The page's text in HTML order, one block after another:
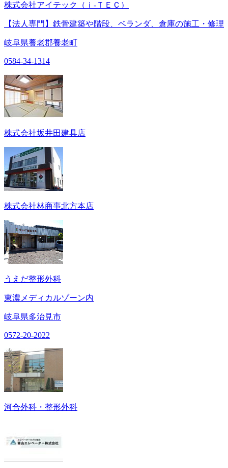
株式会社アイテック（ｉ‐ＴＥＣ）
【法人専門】鉄骨建築や階段、ベランダ、倉庫の施工・修理
岐阜県養老郡養老町
0584-34-1314
株式会社坂井田建具店
株式会社林商事北方本店
うえだ整形外科
東濃メディカルゾーン内
岐阜県多治見市
0572-20-2022
河合外科・整形外科